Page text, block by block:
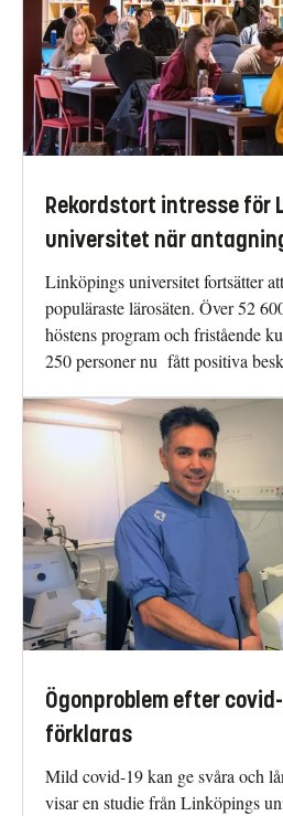
Rekordstort intresse för
universitet när
Linköpings universitet fortsätter
populäraste lärosäten. Över 52
höstens program och fristående
250 personer nu fått positiva
Ögonproblem efter
förklaras
Mild covid-19 kan ge svåra och
visar en studie från Linköpings